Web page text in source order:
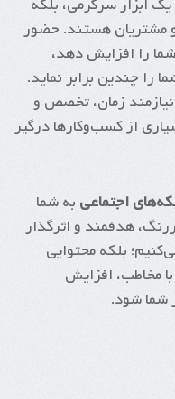
ابزار سرگرمی، بلکه
و مشتریان هستند. حضور
را افزایش دهد،
چندین برابر نماید.
زمان، تخصص و
از کسب‌وکارها درگیر
اجتماعی به شما
هدفمند و اثرگذار
بلکه محتوایی
مخاطب، افزایش
شما شود.